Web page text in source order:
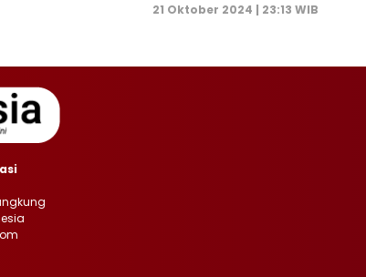
21 Oktober 2024 | 23:13 WIB